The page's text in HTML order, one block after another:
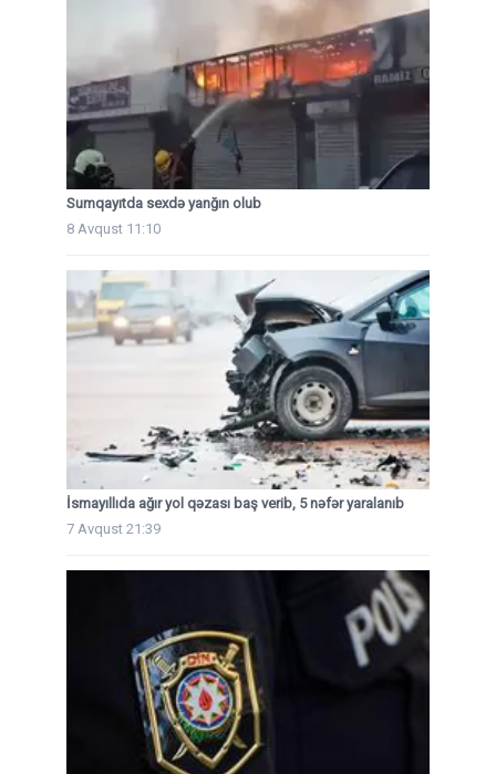
Sumqayıtda sexdə yanğın olub
8 Avqust 11:10
İsmayıllıda ağır yol qəzası baş verib, 5 nəfər yaralanıb
7 Avqust 21:39